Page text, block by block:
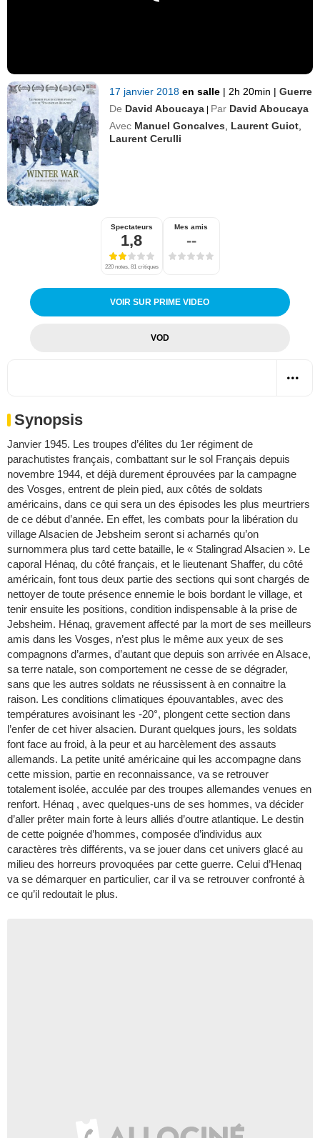
17 janvier 2018en salle | 2h 20min | Guerre
De David Aboucaya | Par David Aboucaya
Avec Manuel Goncalves Laurent Guiot
Laurent Cerulli
Spectateurs
1,8
220 notes, 81 critiques
Mes amis
--
VOIR SUR PRIME VIDEO
VOD
Synopsis
Janvier 1945. Les troupes d’élites du 1er régiment de
parachutistes français, combattant sur le sol Français depuis
novembre 1944, et déjà durement éprouvées par la campagne
des Vosges, entrent de plein pied, aux côtés de soldats
américains, dans ce qui sera un des épisodes les plus meurtriers
de ce début d’année. En effet, les combats pour la libération du
village Alsacien de Jebsheim seront si acharnés qu’on
surnommera plus tard cette bataille, le « Stalingrad Alsacien ». Le
caporal Hénaq, du côté français, et le lieutenant Shaffer, du côté
américain, font tous deux partie des sections qui sont chargés de
nettoyer de toute présence ennemie le bois bordant le village, et
tenir ensuite les positions, condition indispensable à la prise de
Jebsheim. Hénaq, gravement affecté par la mort de ses meilleurs
amis dans les Vosges, n’est plus le même aux yeux de ses
compagnons d’armes, d’autant que depuis son arrivée en Alsace,
sa terre natale, son comportement ne cesse de se dégrader,
sans que les autres soldats ne réussissent à en connaitre la
raison. Les conditions climatiques épouvantables, avec des
températures avoisinant les -20°, plongent cette section dans
l’enfer de cet hiver alsacien. Durant quelques jours, les soldats
font face au froid, à la peur et au harcèlement des assauts
allemands. La petite unité américaine qui les accompagne dans
cette mission, partie en reconnaissance, va se retrouver
totalement isolée, acculée par des troupes allemandes venues en
renfort. Hénaq , avec quelques-uns de ses hommes, va décider
d’aller prêter main forte à leurs alliés d’outre atlantique. Le destin
de cette poignée d’hommes, composée d’individus aux
caractères très différents, va se jouer dans cet univers glacé au
milieu des horreurs provoquées par cette guerre. Celui d’Henaq
va se démarquer en particulier, car il va se retrouver confronté à
ce qu’il redoutait le plus.